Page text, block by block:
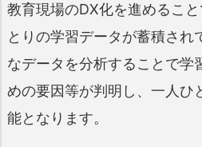
教育現場のDX化を進めるこ
とりの学習データが蓄積され
なデータを分析することで学
めの要因等が判明し、一人ひ
能となります。